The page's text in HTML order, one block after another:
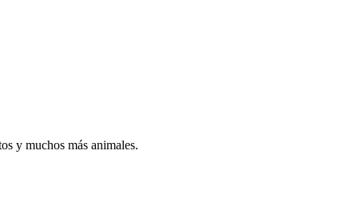
y muchos más animales.